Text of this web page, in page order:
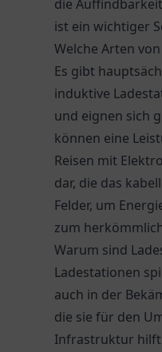
die
ist ein wichtiger
Welche Arten
Es gibt
induktive
und eignen sich
können eine
Reisen mit
dar, die das
Felder, um
zum
Warum sind
Ladestationen
auch in der
die sie für den
Infrastruktur hilft